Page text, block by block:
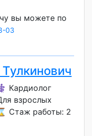
вы можете по
03
Кардиолог
взрослых
Стаж работы: 2